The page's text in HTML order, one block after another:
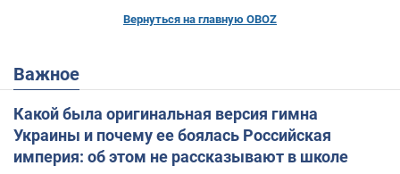
Вернуться на главную OBOZ
Важное
Какой была оригинальная версия гимна
Украины и почему ее боялась Российская
империя: об этом не рассказывают в школе